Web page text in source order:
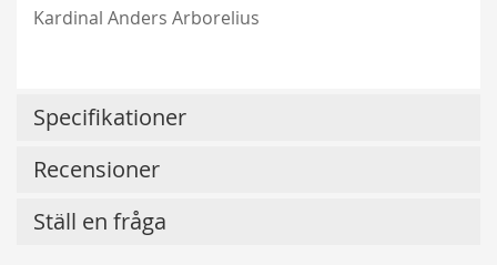
Kardinal Anders Arborelius
Specifikationer
Recensioner
Ställ en fråga